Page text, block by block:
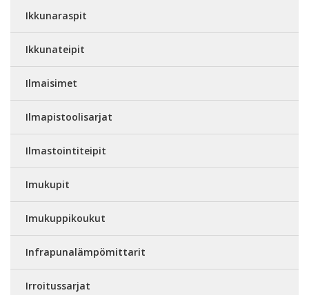
Ikkunaraspit
Ikkunateipit
Ilmaisimet
Ilmapistoolisarjat
Ilmastointiteipit
Imukupit
Imukuppikoukut
Infrapunalämpömittarit
Irroitussarjat